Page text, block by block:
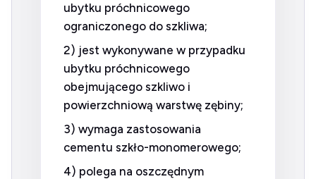
ubytku próchnicowego
ograniczonego do szkliwa;
2) jest wykonywane w przypadku
ubytku próchnicowego
obejmującego szkliwo i
powierzchniową warstwę zębiny;
3) wymaga zastosowania
cementu szkło-monomerowego;
4) polega na oszczędnym